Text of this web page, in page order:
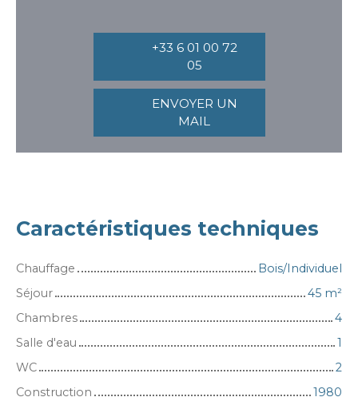
+33 6 01 00 72
05
ENVOYER UN
MAIL
Caractéristiques techniques
Chauffage
Bois/Individuel
Séjour
45 m²
Chambres
4
Salle d'eau
1
WC
2
Construction
1980